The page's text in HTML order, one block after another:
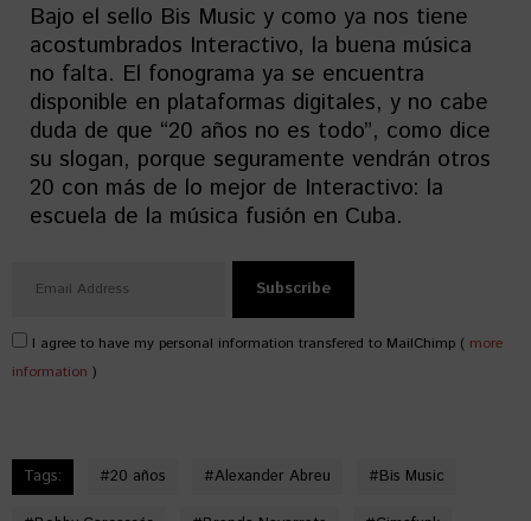
Bajo el sello Bis Music y como ya nos tiene
acostumbrados Interactivo, la buena música
no falta. El fonograma ya se encuentra
disponible en plataformas digitales, y no cabe
duda de que “20 años no es todo”, como dice
su slogan, porque seguramente vendrán otros
20 con más de lo mejor de Interactivo: la
escuela de la música fusión en Cuba.
I agree to have my personal information transfered to MailChimp ( more
information )
Tags: #20 años #Alexander Abreu #Bis Music